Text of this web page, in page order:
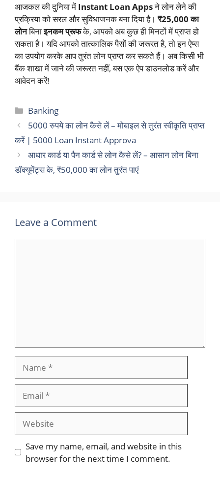
आजकल की दुनिया में Instant Loan Appsने लोन लेने की
प्रक्रिया को सरल और सुविधाजनक बना दिया है। ₹25,000 का
लोनबिनाइनकम प्रूफके, आपको अब कुछ ही मिनटों में प्राप्त हो
सकता है। यदि आपको तात्कालिक पैसों की जरूरत है, तो इन ऐप्स
का उपयोग करके आप तुरंत लोन प्राप्त कर सकते हैं। अब किसी भी
बैंक शाखा में जाने की जरूरत नहीं, बस एक ऐप डाउनलोड करें और
आवेदन करें!
Categories
Banking
5000 रुपये का लोन कैसे लें – मोबाइल से तुरंत स्वीकृति प्राप्त
करें | 5000 Loan Instant Approva
आधार कार्ड या पैन कार्ड से लोन कैसे लें? – आसान लोन बिना
डॉक्यूमेंट्स के, ₹50,000 का लोन तुरंत पाएं
Leave a Comment
Website
Save my name, email, and website in this
browser for the next time I comment.